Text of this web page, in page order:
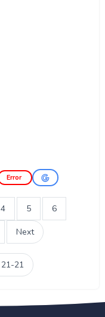
Error
4 5 6
Next
21-21